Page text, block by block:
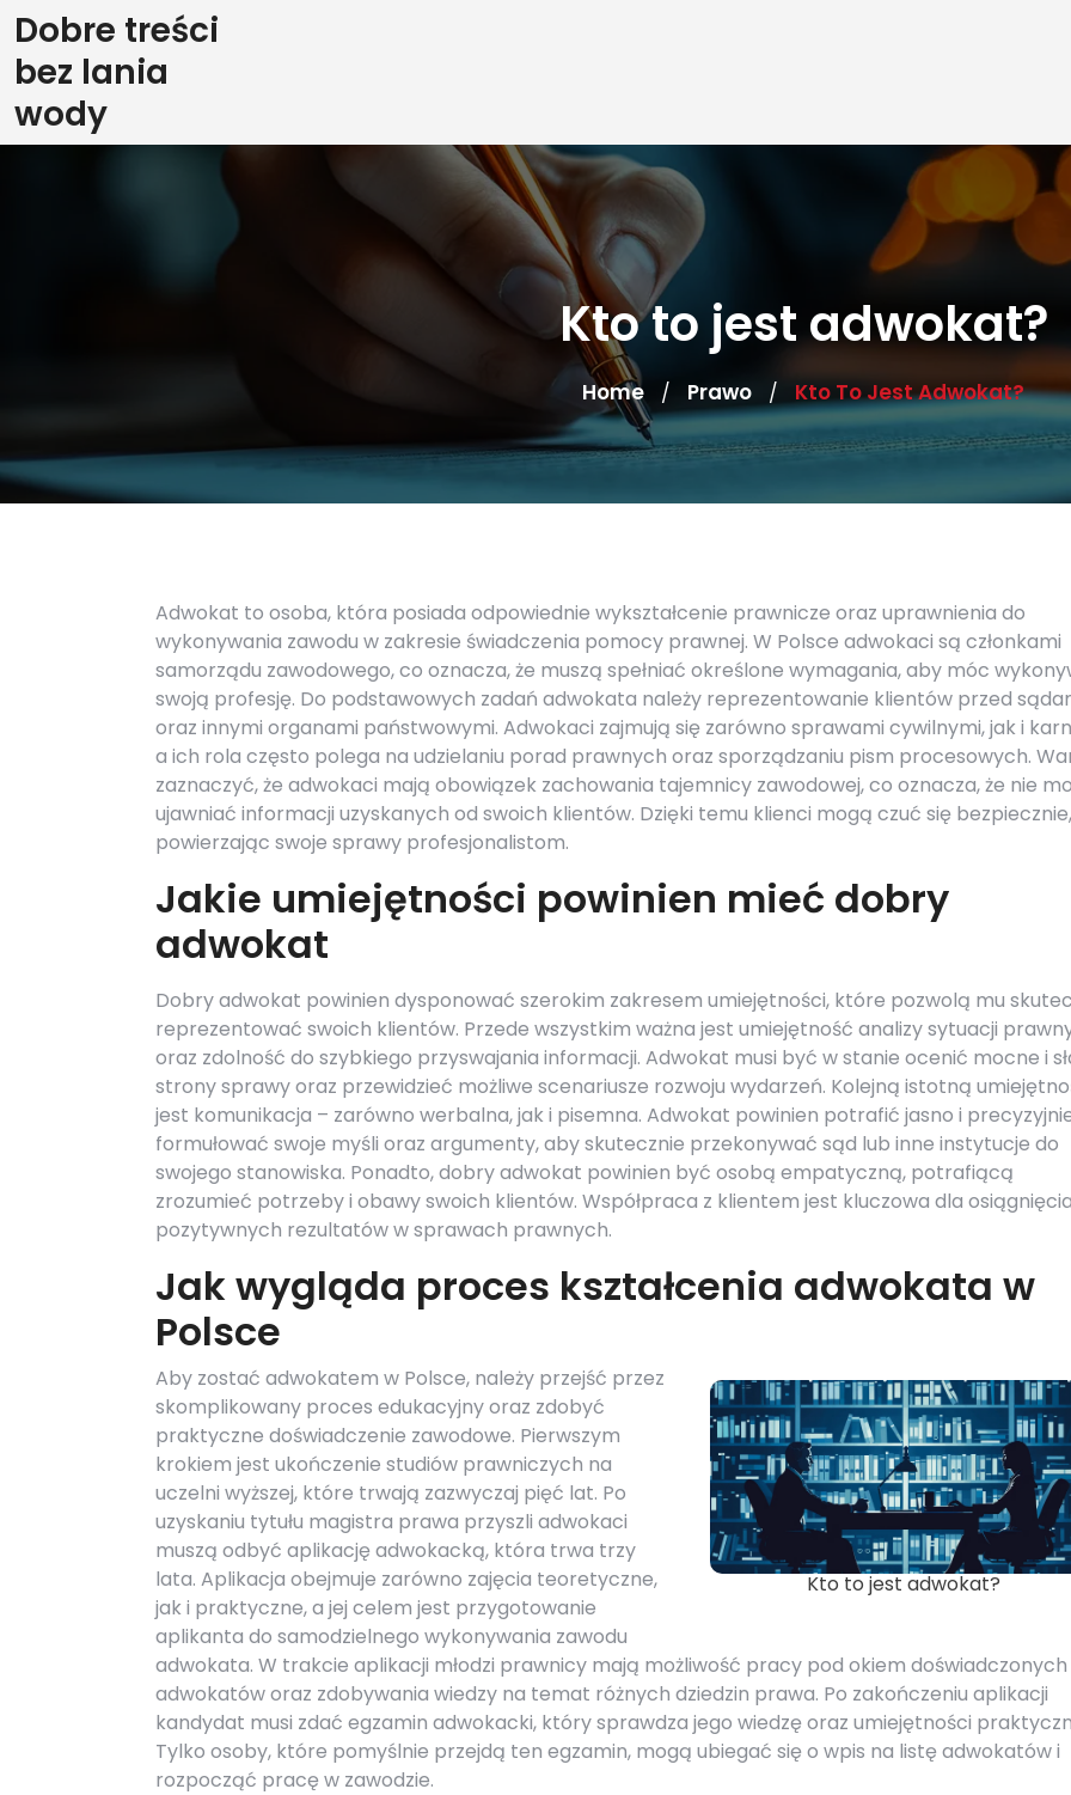
Skip
to
content
Dobre treści
bez lania
wody
Kto to jest adwokat?
Home / Prawo / Kto To Jest Adwokat?
Adwokat to osoba, która posiada odpowiednie wykształcenie prawnicze oraz uprawnienia do
wykonywania zawodu w zakresie świadczenia pomocy prawnej. W Polsce adwokaci są członkami
samorządu zawodowego, co oznacza, że muszą spełniać określone wymagania, aby móc
swoją profesję. Do podstawowych zadań adwokata należy reprezentowanie klientów przed
oraz innymi organami państwowymi. Adwokaci zajmują się zarówno sprawami cywilnymi, jak i
a ich rola często polega na udzielaniu porad prawnych oraz sporządzaniu pism procesowych.
zaznaczyć, że adwokaci mają obowiązek zachowania tajemnicy zawodowej, co oznacza, że nie
ujawniać informacji uzyskanych od swoich klientów. Dzięki temu klienci mogą czuć się bezpiecznie,
powierzając swoje sprawy profesjonalistom.
Jakie umiejętności powinien mieć dobry
adwokat
Dobry adwokat powinien dysponować szerokim zakresem umiejętności, które pozwolą mu
reprezentować swoich klientów. Przede wszystkim ważna jest umiejętność analizy sytuacji
oraz zdolność do szybkiego przyswajania informacji. Adwokat musi być w stanie ocenić mocne i
strony sprawy oraz przewidzieć możliwe scenariusze rozwoju wydarzeń. Kolejną istotną
jest komunikacja – zarówno werbalna, jak i pisemna. Adwokat powinien potrafić jasno i
formułować swoje myśli oraz argumenty, aby skutecznie przekonywać sąd lub inne instytucje do
swojego stanowiska. Ponadto, dobry adwokat powinien być osobą empatyczną, potrafiącą
zrozumieć potrzeby i obawy swoich klientów. Współpraca z klientem jest kluczowa dla osiągnięcia
pozytywnych rezultatów w sprawach prawnych.
Jak wygląda proces kształcenia adwokata w
Polsce
Kto to jest adwokat?
Aby zostać adwokatem w Polsce, należy przejść przez
skomplikowany proces edukacyjny oraz zdobyć
praktyczne doświadczenie zawodowe. Pierwszym
krokiem jest ukończenie studiów prawniczych na
uczelni wyższej, które trwają zazwyczaj pięć lat. Po
uzyskaniu tytułu magistra prawa przyszli adwokaci
muszą odbyć aplikację adwokacką, która trwa trzy
lata. Aplikacja obejmuje zarówno zajęcia teoretyczne,
jak i praktyczne, a jej celem jest przygotowanie
aplikanta do samodzielnego wykonywania zawodu
adwokata. W trakcie aplikacji młodzi prawnicy mają możliwość pracy pod okiem doświadczonych
adwokatów oraz zdobywania wiedzy na temat różnych dziedzin prawa. Po zakończeniu aplikacji
kandydat musi zdać egzamin adwokacki, który sprawdza jego wiedzę oraz umiejętności
Tylko osoby, które pomyślnie przejdą ten egzamin, mogą ubiegać się o wpis na listę adwokatów i
rozpocząć pracę w zawodzie.